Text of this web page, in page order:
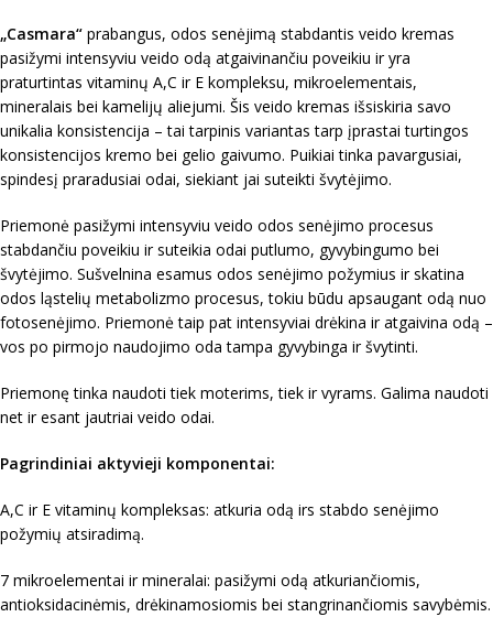
„Casmara“ prabangus, odos senėjimą stabdantis veido kremas
pasižymi intensyviu veido odą atgaivinančiu poveikiu ir yra
praturtintas vitaminų A,C ir E kompleksu, mikroelementais,
mineralais bei kamelijų aliejumi. Šis veido kremas išsiskiria savo
unikalia konsistencija – tai tarpinis variantas tarp įprastai turtingos
konsistencijos kremo bei gelio gaivumo. Puikiai tinka pavargusiai,
spindesį praradusiai odai, siekiant jai suteikti švytėjimo.
Priemonė pasižymi intensyviu veido odos senėjimo procesus
stabdančiu poveikiu ir suteikia odai putlumo, gyvybingumo bei
švytėjimo. Sušvelnina esamus odos senėjimo požymius ir skatina
odos ląstelių metabolizmo procesus, tokiu būdu apsaugant odą nuo
fotosenėjimo. Priemonė taip pat intensyviai drėkina ir atgaivina odą –
vos po pirmojo naudojimo oda tampa gyvybinga ir švytinti.
Priemonę tinka naudoti tiek moterims, tiek ir vyrams. Galima naudoti
net ir esant jautriai veido odai.
Pagrindiniai aktyvieji komponentai:
A,C ir E vitaminų kompleksas: atkuria odą irs stabdo senėjimo
požymių atsiradimą.
7 mikroelementai ir mineralai: pasižymi odą atkuriančiomis,
antioksidacinėmis, drėkinamosiomis bei stangrinančiomis savybėmis.